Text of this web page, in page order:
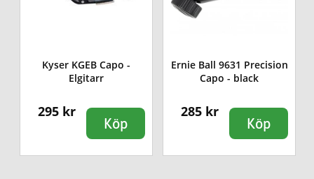
Kyser KGEB Capo -
Elgitarr
295 kr
Köp
Ernie Ball 9631 Precision
Capo - black
285 kr
Köp